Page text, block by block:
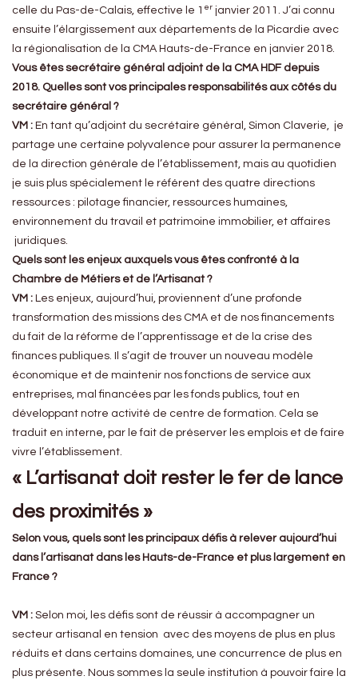
celle du Pas-de-Calais, effective le 1 er janvier 2011. J’ai connu
ensuite l’élargissement aux départements de la Picardie avec
la régionalisation de la CMA Hauts-de-France en janvier 2018.
Vous êtes secrétaire général adjoint de la CMA HDF depuis
2018. Quelles sont vos principales responsabilités aux côtés du
secrétaire général ?
VM : En tant qu’adjoint du secrétaire général, Simon Claverie, je
partage une certaine polyvalence pour assurer la permanence
de la direction générale de l’établissement, mais au quotidien
je suis plus spécialement le référent des quatre directions
ressources : pilotage financier, ressources humaines,
environnement du travail et patrimoine immobilier, et affaires
juridiques.
Quels sont les enjeux auxquels vous êtes confronté à la
Chambre de Métiers et de l’Artisanat ?
VM : Les enjeux, aujourd’hui, proviennent d’une profonde
transformation des missions des CMA et de nos financements
du fait de la réforme de l’apprentissage et de la crise des
finances publiques. Il s’agit de trouver un nouveau modèle
économique et de maintenir nos fonctions de service aux
entreprises, mal financées par les fonds publics, tout en
développant notre activité de centre de formation. Cela se
traduit en interne, par le fait de préserver les emplois et de faire
vivre l’établissement.
« L’artisanat doit rester le fer de lance
des proximités »
Selon vous, quels sont les principaux défis à relever aujourd’hui
dans l’artisanat dans les Hauts-de-France et plus largement en
France ?
VM : Selon moi, les défis sont de réussir à accompagner un
secteur artisanal en tension avec des moyens de plus en plus
réduits et dans certains domaines, une concurrence de plus en
plus présente. Nous sommes la seule institution à pouvoir faire la